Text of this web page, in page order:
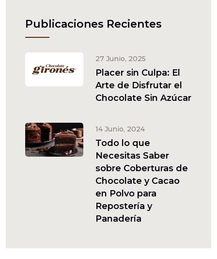
Publicaciones Recientes
27 Junio, 2025
Placer sin Culpa: El
Arte de Disfrutar el
Chocolate Sin Azúcar
14 Junio, 2024
Todo lo que
Necesitas Saber
sobre Coberturas de
Chocolate y Cacao
en Polvo para
Repostería y
Panadería